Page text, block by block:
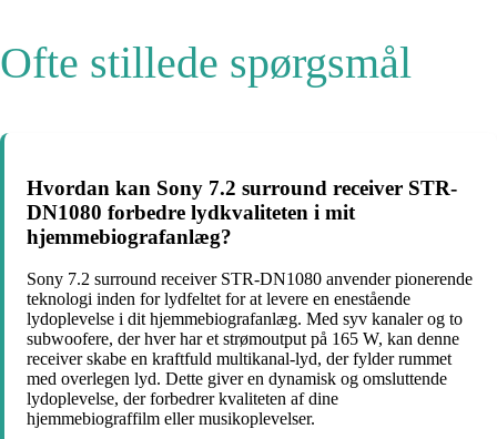
Ofte stillede spørgsmål
Hvordan kan Sony 7.2 surround receiver STR-
DN1080 forbedre lydkvaliteten i mit
hjemmebiografanlæg?
Sony 7.2 surround receiver STR-DN1080 anvender pionerende
teknologi inden for lydfeltet for at levere en enestående
lydoplevelse i dit hjemmebiografanlæg. Med syv kanaler og to
subwoofere, der hver har et strømoutput på 165 W, kan denne
receiver skabe en kraftfuld multikanal-lyd, der fylder rummet
med overlegen lyd. Dette giver en dynamisk og omsluttende
lydoplevelse, der forbedrer kvaliteten af ​​dine
hjemmebiograffilm eller musikoplevelser.